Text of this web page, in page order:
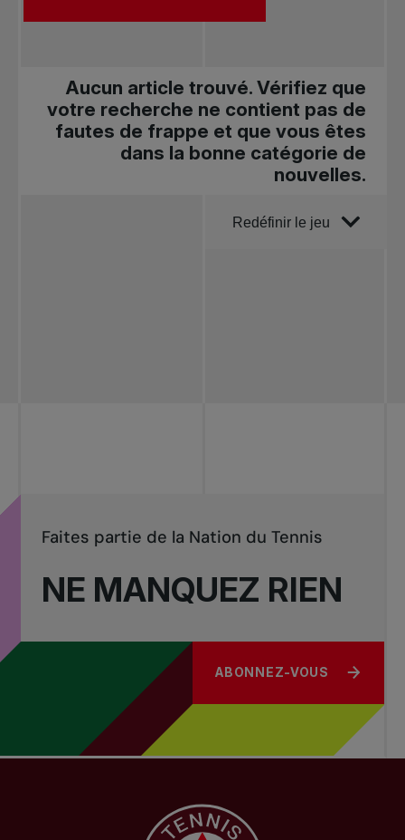
Aucun article trouvé. Vérifiez que
votre recherche ne contient pas de
fautes de frappe et que vous êtes
dans la bonne catégorie de
nouvelles.
Trier par
Redéfinir le jeu
NE MANQUEZ RIEN
Faites partie de la Nation du Tennis
ABONNEZ-VOUS